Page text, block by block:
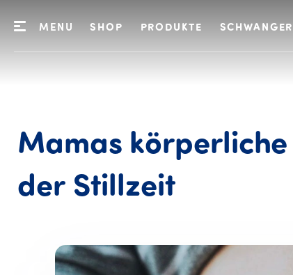
MENU SHOP PRODUKTE
Mamas körperliche
der StillzeitMamas